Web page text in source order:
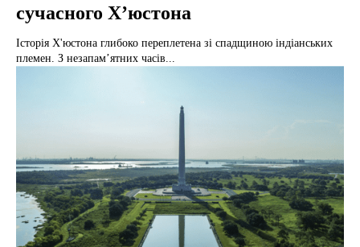
сучасного Х’юстона
Історія Х'юстона глибоко переплетена зі спадщиною індіанських
племен. З незапам’ятних часів...